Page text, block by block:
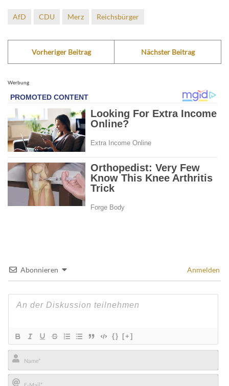
AfD CDU Merz Reichsbürger
Vorheriger Beitrag Nächster Beitrag
Werbung
Abonnieren Anmelden
{} [+]
Name*